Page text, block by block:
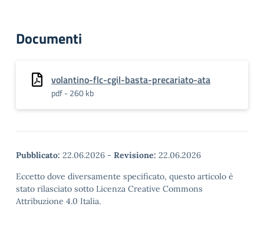
Documenti
volantino-flc-cgil-basta-precariato-ata
pdf - 260 kb
Pubblicato: 22.06.2026 - Revisione: 22.06.2026
Eccetto dove diversamente specificato, questo articolo è
stato rilasciato sotto Licenza Creative Commons
Attribuzione 4.0 Italia.